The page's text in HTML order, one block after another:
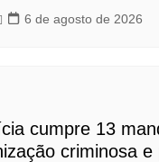
6 de agosto de 2026
cumpre 13
criminosa e